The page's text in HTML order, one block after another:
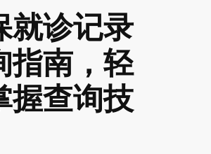
就诊记录
指南，轻
握查询技